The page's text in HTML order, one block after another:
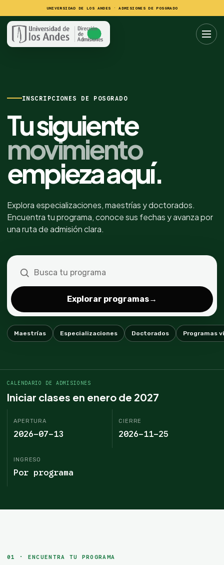
UNIVERSIDAD DE LOS ANDES · ADMISIONES DE POSGRADO
INSCRIPCIONES DE POSGRADO
Tu siguiente
movimiento
empieza aquí.
Explora especializaciones, maestrías y doctorados.
Encuentra tu programa, conoce sus fechas y avanza por
una ruta de admisión clara.
Explorar programas→
Maestrías Especializaciones Doctorados Programas
CALENDARIO DE ADMISIONES
Iniciar clases en enero de 2027
APERTURA
2026-07-13
CIERRE
2026-11-25
INGRESO
Por programa
01 · ENCUENTRA TU PROGRAMA